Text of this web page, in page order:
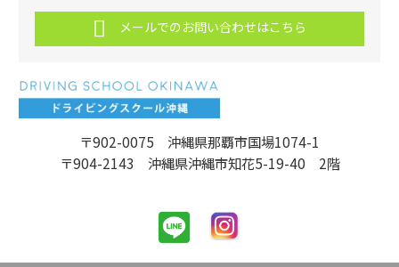
〒902-0075 沖縄県那覇市国場1074-1
〒904-2143 沖縄県沖縄市知花5-19-40 2階
メールでのお問い合わせはこちら